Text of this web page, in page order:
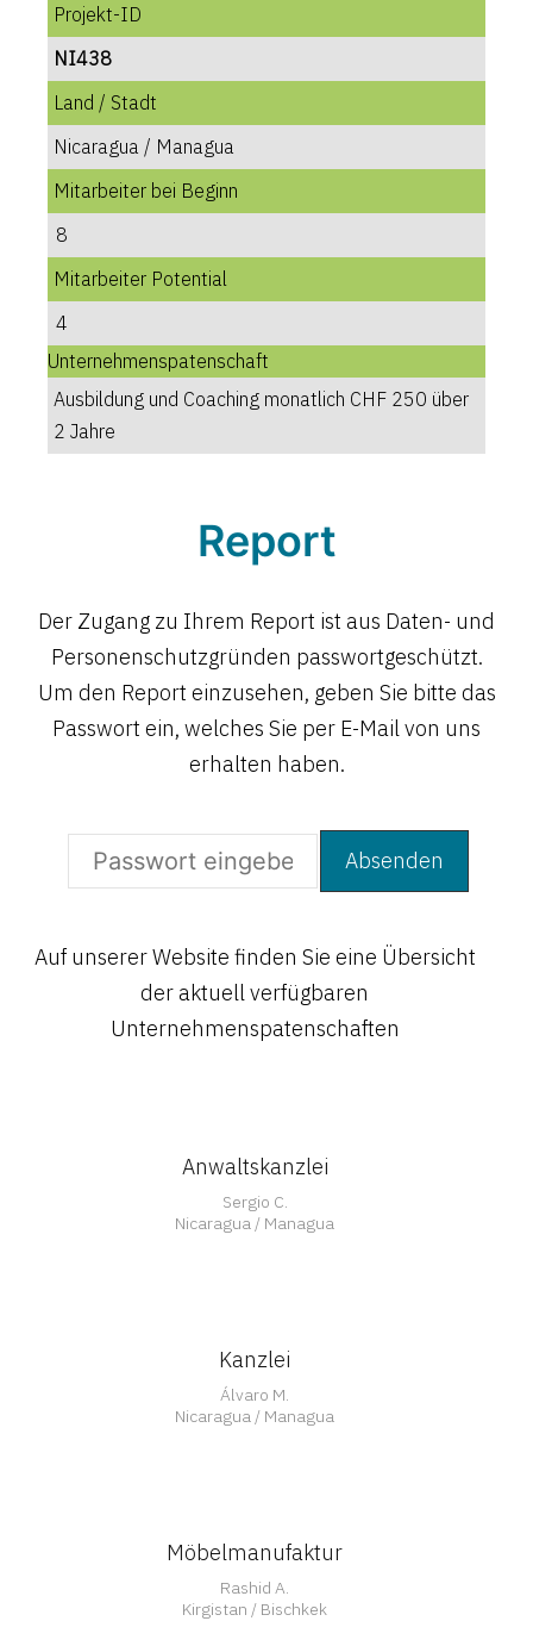
Projekt-ID
NI438
Land / Stadt
Nicaragua / Managua
Mitarbeiter bei Beginn
8
Mitarbeiter Potential
4
Unternehmenspatenschaft
Ausbildung und Coaching monatlich CHF 250 über
2 Jahre
Report
Der Zugang zu Ihrem Report ist aus Daten- und
Personenschutzgründen passwortgeschützt.
Um den Report einzusehen, geben Sie bitte das
Passwort ein, welches Sie per E-Mail von uns
erhalten haben.
Auf unserer Website finden Sie eine Übersicht
der aktuell verfügbaren
Unternehmenspatenschaften
Anwaltskanzlei
Sergio C.
Nicaragua / Managua
Kanzlei
Álvaro M.
Nicaragua / Managua
Möbelmanufaktur
Rashid A.
Kirgistan / Bischkek